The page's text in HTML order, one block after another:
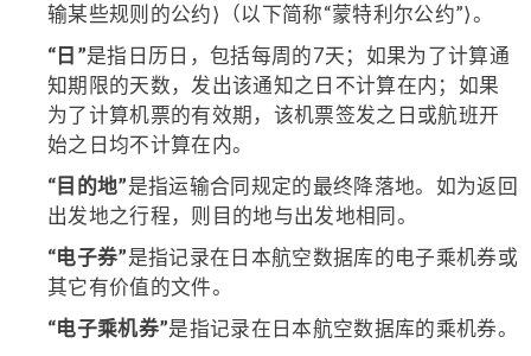
输某些规则的公约⟩（以下简称“蒙特利尔公约”⟩。
“日”是指日历日，包括每周的7天；如果为了计算通
知期限的天数，发出该通知之日不计算在内；如果
为了计算机票的有效期，该机票签发之日或航班开
始之日均不计算在内。
“目的地”是指运输合同规定的最终降落地。如为返回
出发地之行程，则目的地与出发地相同。
“电子券”是指记录在日本航空数据库的电子乘机券或
其它有价值的文件。
“电子乘机券”是指记录在日本航空数据库的乘机券。